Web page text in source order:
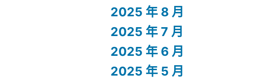
2025 年 8 月
2025 年 7 月
2025 年 6 月
2025 年 5 月